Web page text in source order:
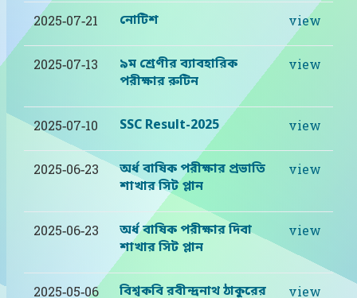
2025-07-21 নোটিশ view
2025-07-13
৯ম শ্রেণীর ব্যাবহারিক
পরীক্ষার রুটিন
view
2025-07-10 SSC Result-2025 view
2025-06-23
অর্ধ বাষিক পরীক্ষার প্রভাতি
শাখার সিট প্লান
view
2025-06-23
অর্ধ বাষিক পরীক্ষার দিবা
শাখার সিট প্লান
view
2025-05-06 বিশ্বকবি রবীন্দ্রনাথ ঠাকুরের view